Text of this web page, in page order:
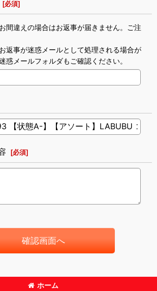
[必須]
間違えの場合はお返事が届きません。ご注
返事が迷惑メールとして処理される場合が
惑メールフォルダもご確認ください。
[必須]
確認画面へ
ホーム